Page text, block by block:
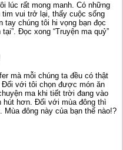
lúc rất mong manh. Có những
vui trở lại, thấy cuộc sống
tay chúng tôi hi vọng bạn đọc
Đọc xong “Truyện ma quỷ”
mà mỗi chúng ta đều có thật
với tôi chọn được món ăn
ma khi tiết trời đang vào
hút hơn. Đối với mùa đông thì
đông này của bạn thế nào!?